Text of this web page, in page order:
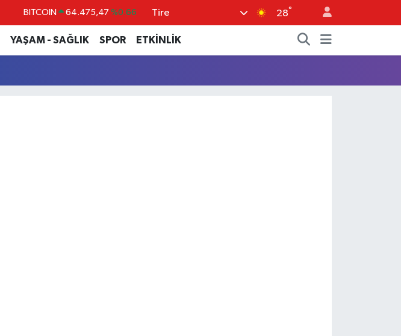
BITCOIN 64.475,47 %0.66
DOLAR 47,5971 %0.05
EURO 55,1336 %0.18
Tire 28°
YAŞAM - SAĞLIK SPOR ETKİNLİK